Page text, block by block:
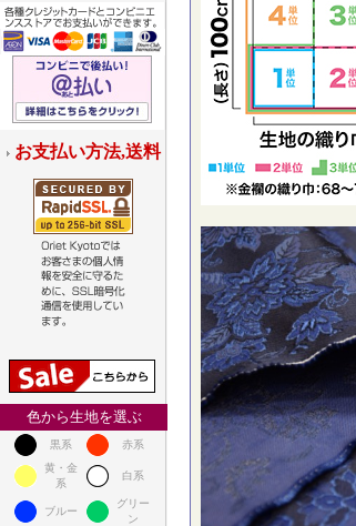
お支払い方法,送料
色から生地を選ぶ
黒系
赤系
黄・金
系
白系
ブルー
グリー
ン